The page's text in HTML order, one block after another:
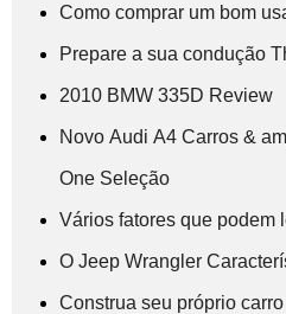
Como comprar um bom
Prepare a sua condução
2010 BMW 335D Review
Novo Audi A4 Carros &
One Seleção
Vários fatores que podem
O Jeep Wrangler
Construa seu próprio